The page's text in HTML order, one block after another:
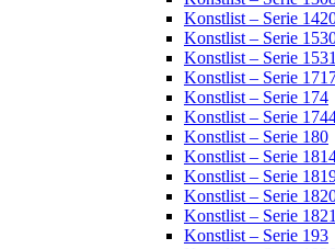
Konstlist – Serie
Konstlist – Serie
Konstlist – Serie 1531
Konstlist – Serie
Konstlist – Serie 174
Konstlist – Serie
Konstlist – Serie 180
Konstlist – Serie
Konstlist – Serie
Konstlist – Serie
Konstlist – Serie 1821
Konstlist – Serie 193